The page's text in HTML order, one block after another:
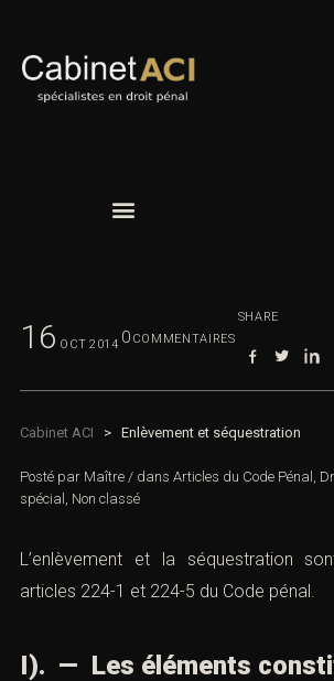
16 OCT 2014 0 COMMENTAIRES
SHARE
Cabinet ACI > Enlèvement et séquestration
Posté par Maître / dans Articles du Code Pénal
pénal spécial,Non classé
L’enlèvement et la séquestration
articles 224-1 et 224-5 du Code pénal
I). — Les éléments